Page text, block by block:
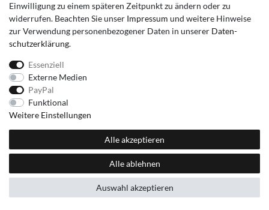
Einwilligung zu einem späteren Zeitpunkt zu ändern oder zu
widerrufen. Beachten Sie unser Impressum und weitere Hinweise
zur Verwendung personenbezogener Daten in unserer Daten­
schutz­erklärung.
Essenziell
Externe Medien
PayPal
Funktional
Weitere Einstellungen
Alle akzeptieren
Alle ablehnen
Auswahl akzeptieren